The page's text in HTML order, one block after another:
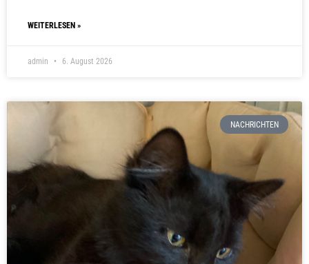
WEITERLESEN »
admin 6. August 2026
NACHRICHTEN